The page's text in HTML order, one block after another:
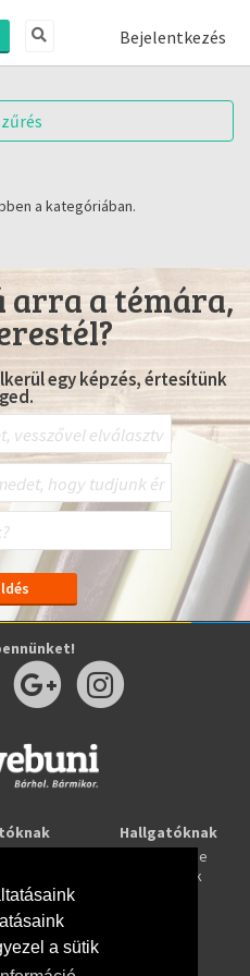
a sütik
Bejelentkezés
a kategóriában.
arra a témára,
egy képzés, értesítünk
Stúdió
Hallgatóknak
Tanulj online
Képzések
tájékoztató